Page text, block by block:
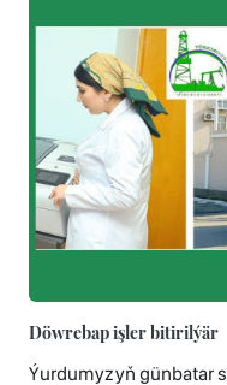
Döwrebap işler bitirilýär
Ýurdumyzyň günbatar